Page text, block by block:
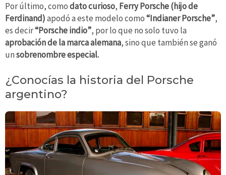
Por último, comodatocurioso, Ferry Porsche (hijo de
Ferdinand)apodó a este modelo como“Indianer Porsche”,
es decir“Porsche indio”, por lo que no solo tuvo la
aprobación de la marca alemana, sino que también se ganó
unsobrenombre especial.
¿Conocías la historia del Porsche
argentino?